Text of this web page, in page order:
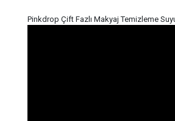
Pinkdrop Çift Fazlı Makyaj Temizleme